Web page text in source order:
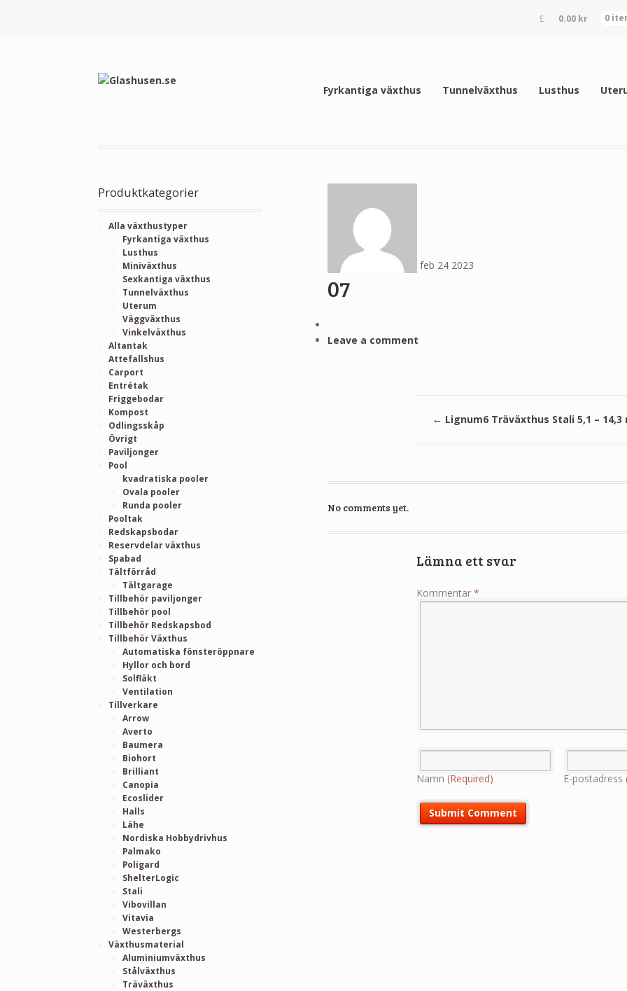
0.00 kr 0
Fyrkantiga växthus Tunnelväxthus Lusthus
feb 24 2023
07
Leave a comment
← Lignum6 Träväxthus Stali 5,1 – 14,3
No comments yet.
Lämna ett svar
Kommentar*
Namn(Required) E-postadress
Produktkategorier
Alla växthustyper
Fyrkantiga växthus
Lusthus
Miniväxthus
Sexkantiga växthus
Tunnelväxthus
Uterum
Väggväxthus
Vinkelväxthus
Altantak
Attefallshus
Carport
Entrétak
Friggebodar
Kompost
Odlingsskåp
Övrigt
Paviljonger
Pool
kvadratiska pooler
Ovala pooler
Runda pooler
Pooltak
Redskapsbodar
Reservdelar växthus
Spabad
Tältförråd
Tältgarage
Tillbehör paviljonger
Tillbehör pool
Tillbehör Redskapsbod
Tillbehör Växthus
Automatiska fönsteröppnare
Hyllor och bord
Solfläkt
Ventilation
Tillverkare
Arrow
Averto
Baumera
Biohort
Brilliant
Canopia
Ecoslider
Halls
Lähe
Nordiska Hobbydrivhus
Palmako
Poligard
ShelterLogic
Stali
Vibovillan
Vitavia
Westerbergs
Växthusmaterial
Aluminiumväxthus
Stålväxthus
Träväxthus